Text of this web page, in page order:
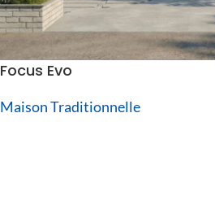
Focus Evo
Maison Traditionnelle